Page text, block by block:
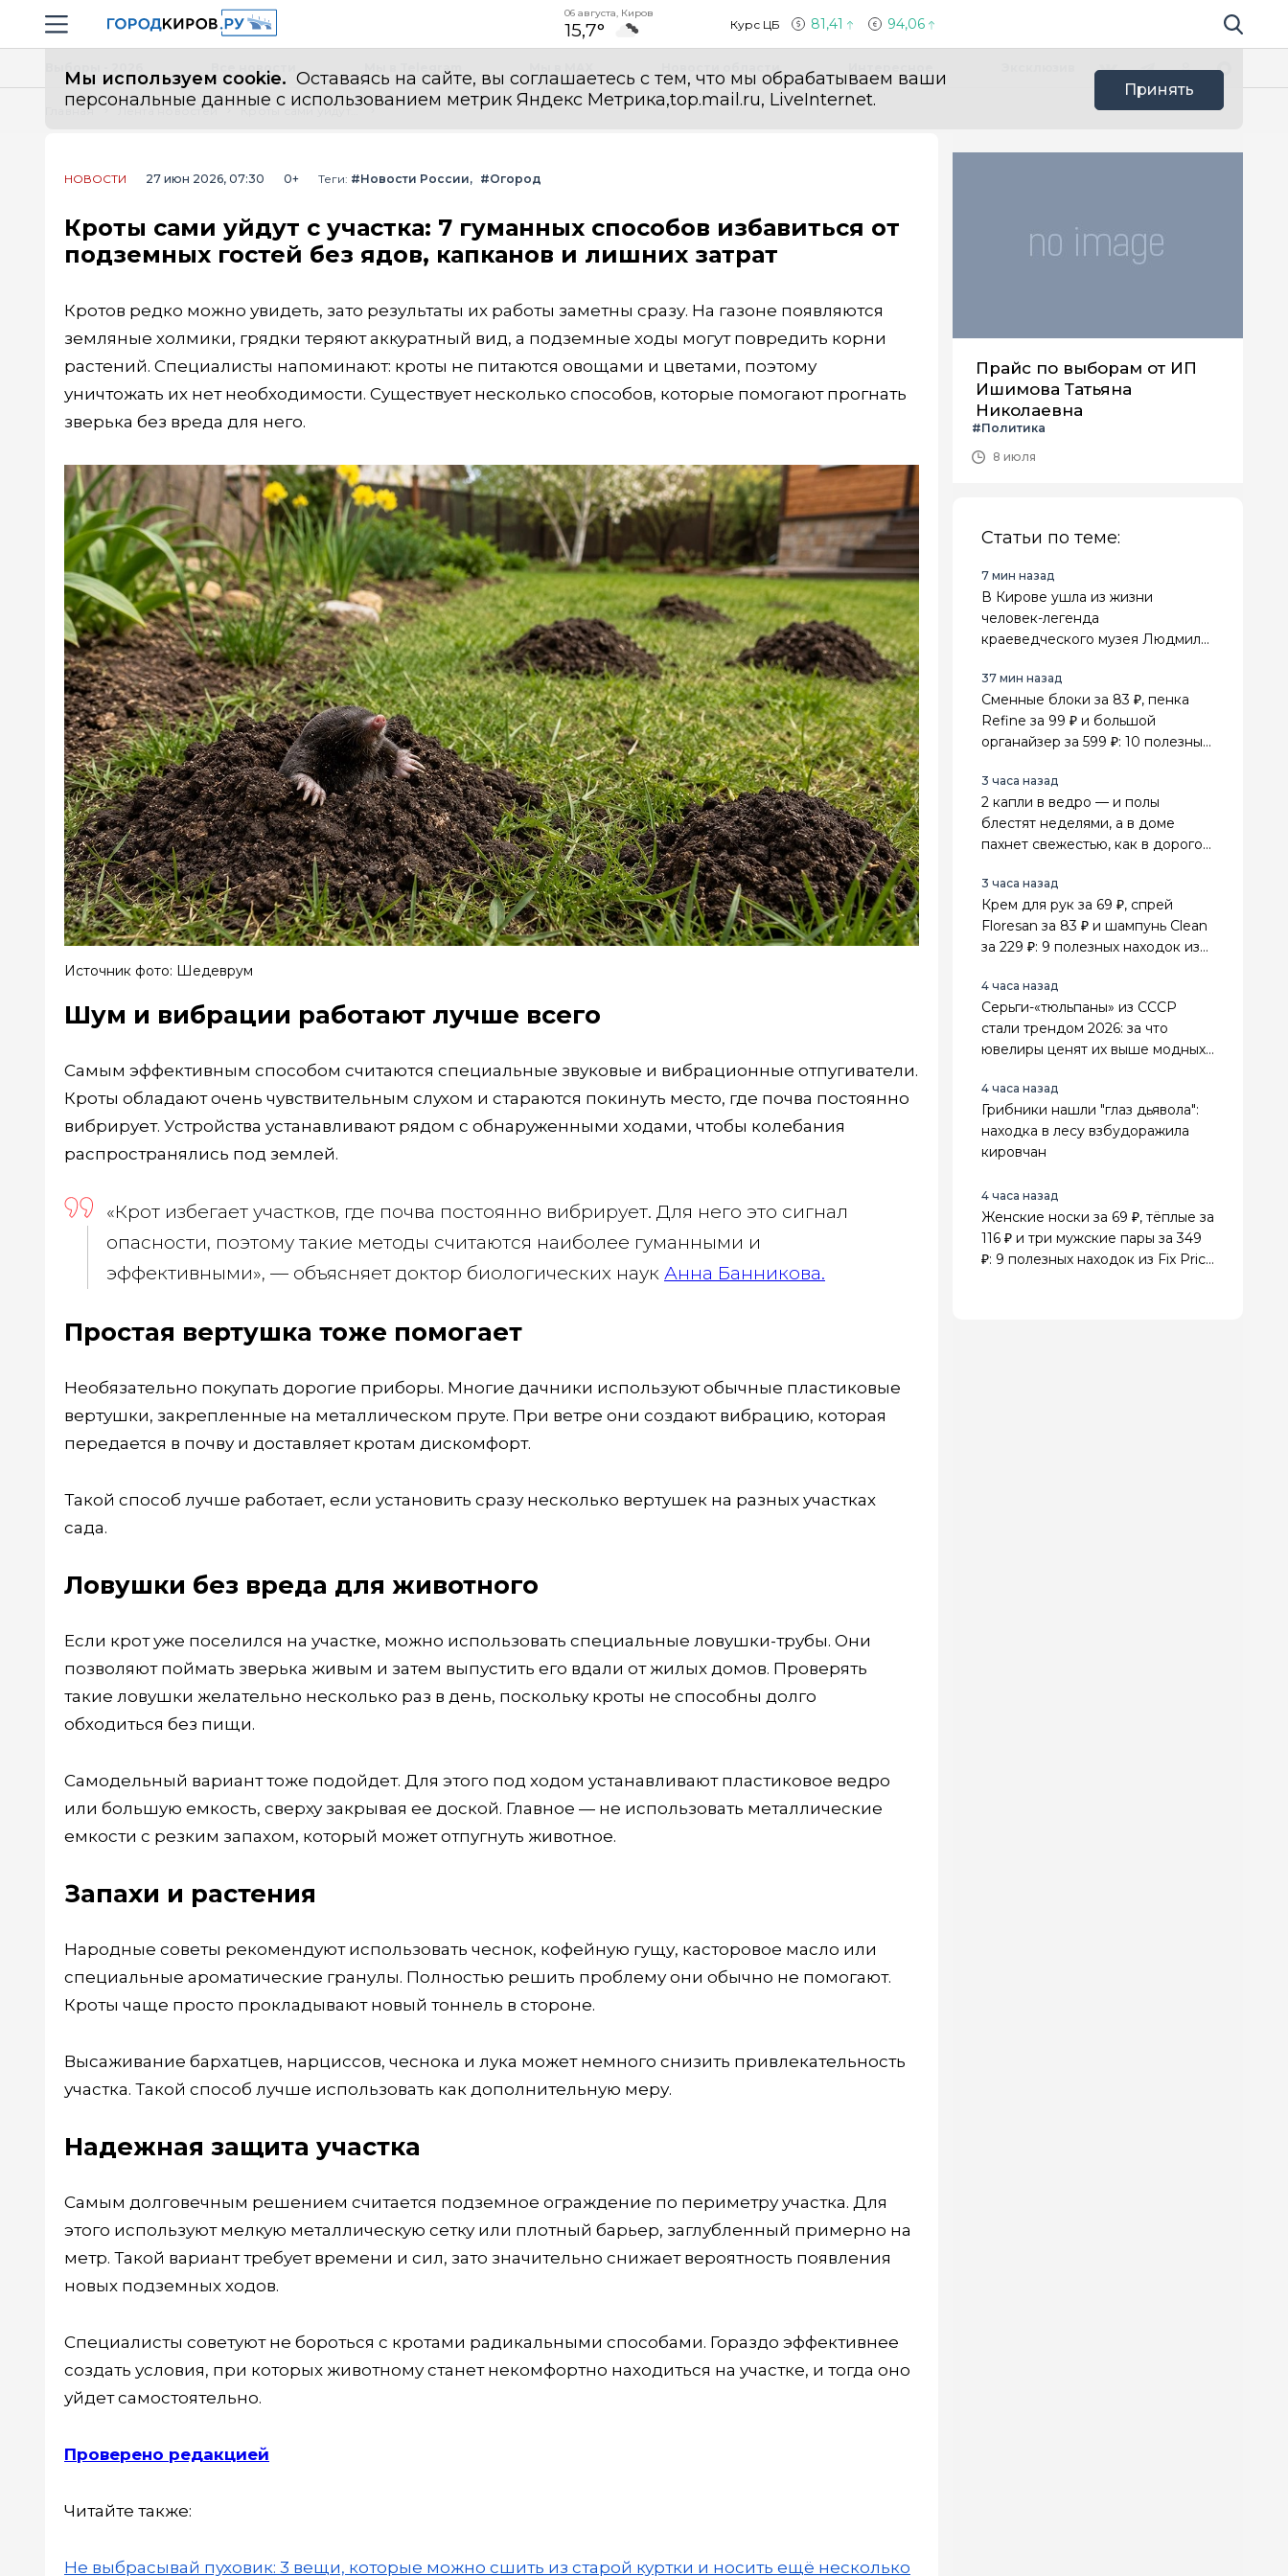
Навигация сайта
06 августа, Киров
15,7° Курс ЦБ 81,41 94,06 Поиск по
Мы используем cookie. Оставаясь на сайте, вы соглашаетесь с тем, что мы обрабатываем ваши
персональные данные с использованием метрик Яндекс Метрика,top.mail.ru, LiveInternet.
Принять
Все новости
Главная Лента новостей
НОВОСТИ 27 июн 2026, 07:30 0+ Теги: #Новости России #Огород
Кроты сами уйдут с участка: 7 гуманных способов избавиться от
подземных гостей без ядов, капканов и лишних затрат
Кротов редко можно увидеть, зато результаты их работы заметны сразу. На газоне появляются
земляные холмики, грядки теряют аккуратный вид, а подземные ходы могут повредить корни
растений. Специалисты напоминают: кроты не питаются овощами и цветами, поэтому
уничтожать их нет необходимости. Существует несколько способов, которые помогают прогнать
зверька без вреда для него.
Источник фото: Шедеврум
Шум и вибрации работают лучше всего
Самым эффективным способом считаются специальные звуковые и вибрационные отпугиватели.
Кроты обладают очень чувствительным слухом и стараются покинуть место, где почва постоянно
вибрирует. Устройства устанавливают рядом с обнаруженными ходами, чтобы колебания
распространялись под землей.
«Крот избегает участков, где почва постоянно вибрирует. Для него это сигнал
опасности, поэтому такие методы считаются наиболее гуманными и
эффективными», — объясняет доктор биологических наук Анна Банникова.
Простая вертушка тоже помогает
Необязательно покупать дорогие приборы. Многие дачники используют обычные пластиковые
вертушки, закрепленные на металлическом пруте. При ветре они создают вибрацию, которая
передается в почву и доставляет кротам дискомфорт.
Такой способ лучше работает, если установить сразу несколько вертушек на разных участках
сада.
Ловушки без вреда для животного
Если крот уже поселился на участке, можно использовать специальные ловушки-трубы. Они
позволяют поймать зверька живым и затем выпустить его вдали от жилых домов. Проверять
такие ловушки желательно несколько раз в день, поскольку кроты не способны долго
обходиться без пищи.
Самодельный вариант тоже подойдет. Для этого под ходом устанавливают пластиковое ведро
или большую емкость, сверху закрывая ее доской. Главное — не использовать металлические
емкости с резким запахом, который может отпугнуть животное.
Запахи и растения
Народные советы рекомендуют использовать чеснок, кофейную гущу, касторовое масло или
специальные ароматические гранулы. Полностью решить проблему они обычно не помогают.
Кроты чаще просто прокладывают новый тоннель в стороне.
Высаживание бархатцев, нарциссов, чеснока и лука может немного снизить привлекательность
участка. Такой способ лучше использовать как дополнительную меру.
Надежная защита участка
Самым долговечным решением считается подземное ограждение по периметру участка. Для
этого используют мелкую металлическую сетку или плотный барьер, заглубленный примерно на
метр. Такой вариант требует времени и сил, зато значительно снижает вероятность появления
новых подземных ходов.
Специалисты советуют не бороться с кротами радикальными способами. Гораздо эффективнее
создать условия, при которых животному станет некомфортно находиться на участке, и тогда оно
уйдет самостоятельно.
Проверено редакцией
Читайте также:
Не выбрасывай пуховик: 3 вещи, которые можно сшить из старой куртки и носить ещё несколько
Прайс по выборам от ИП
Ишимова Татьяна
Николаевна
#Политика
8 июля
Статьи по теме:
7 мин назад
В Кирове ушла из жизни
человек-легенда
краеведческого музея Людмила
37 мин назад
Сменные блоки за 83 ₽, пенка
Refine за 99 ₽ и большой
органайзер за 599 ₽: 10 полезных
3 часа назад
2 капли в ведро — и полы
блестят неделями, а в доме
пахнет свежестью, как в дорогом
3 часа назад
Крем для рук за 69 ₽, спрей
Floresan за 83 ₽ и шампунь Clean
за 229 ₽: 9 полезных находок из
4 часа назад
Серьги-«тюльпаны» из СССР
стали трендом 2026: за что
ювелиры ценят их выше модных
4 часа назад
Грибники нашли "глаз дьявола":
находка в лесу взбудоражила
кировчан
4 часа назад
Женские носки за 69 ₽, тёплые за
116 ₽ и три мужские пары за 349
₽: 9 полезных находок из Fix Price